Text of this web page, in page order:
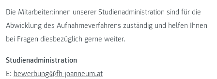
Die Mitarbeiter:innen unserer Studienadministration sind für die
Abwicklung des Aufnahmeverfahrens zuständig und helfen Ihnen
bei Fragen diesbezüglich gerne weiter.
Studienadministration
E: bewerbung@fh-joanneum.at